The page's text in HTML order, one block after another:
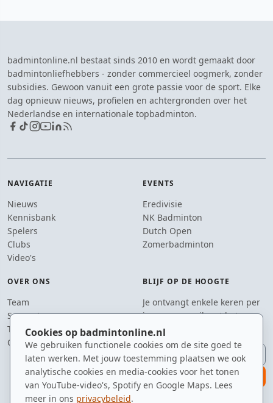
Cookies op badmintonline.nl
We gebruiken functionele cookies om de site goed te
laten werken. Met jouw toestemming plaatsen we ook
analytische cookies en media-cookies voor het tonen
van YouTube-video's, Spotify en Google Maps. Lees
meer in ons privacybeleid.
badmintonline.nl bestaat sinds 2010 en wordt gemaakt door
badmintonliefhebbers - zonder commercieel oogmerk, zonder
subsidies. Gewoon vanuit een grote passie voor de sport. Elke
dag opnieuw nieuws, profielen en achtergronden over het
Nederlandse en internationale topbadminton.
NAVIGATIE
Nieuws
Kennisbank
Spelers
Clubs
Video's
EVENTS
Eredivisie
NK Badminton
Dutch Open
Zomerbadminton
OVER ONS
Team
Supporters
Tip de redactie
Contact
BLIJF OP DE HOOGTE
Je ontvangt enkele keren per
jaar een e-mail met het
laatste badmintonnieuws.
E-mailadres
aanmelden